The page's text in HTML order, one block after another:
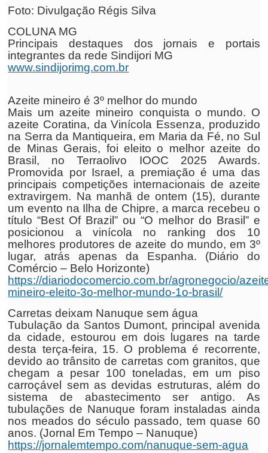
Foto: Divulgação Régis Silva
COLUNA MG
Principais destaques dos jornais e portais
integrantes da rede Sindijori MG
www.sindijorimg.com.br
Azeite mineiro é 3º melhor do mundo
Mais um azeite mineiro conquista o mundo. O
azeite Coratina, da Vinícola Essenza, produzido
na Serra da Mantiqueira, em Maria da Fé, no Sul
de Minas Gerais, foi eleito o melhor azeite do
Brasil, no Terraolivo IOOC 2025 Awards.
Promovida por Israel, a premiação é uma das
principais competições internacionais de azeite
extravirgem. Na manhã de ontem (15), durante
um evento na Ilha de Chipre, a marca recebeu o
título “Best Of Brazil” ou “O melhor do Brasil” e
posicionou a vinícola no ranking dos 10
melhores produtores de azeite do mundo, em 3º
lugar, atrás apenas da Espanha. (Diário do
Comércio – Belo Horizonte)
https://diariodocomercio.com.br/agronegocio/
mineiro-eleito-3o-melhor-mundo-1o-brasil/
Carretas deixam Nanuque sem água
Tubulação da Santos Dumont, principal avenida
da cidade, estourou em dois lugares na tarde
desta terça-feira, 15. O problema é recorrente,
devido ao trânsito de carretas com granitos, que
chegam a pesar 100 toneladas, em um piso
carroçável sem as devidas estruturas, além do
sistema de abastecimento ser antigo. As
tubulações de Nanuque foram instaladas ainda
nos meados do século passado, tem quase 60
anos. (Jornal Em Tempo – Nanuque)
https://jornalemtempo.com/nanuque-sem-agua